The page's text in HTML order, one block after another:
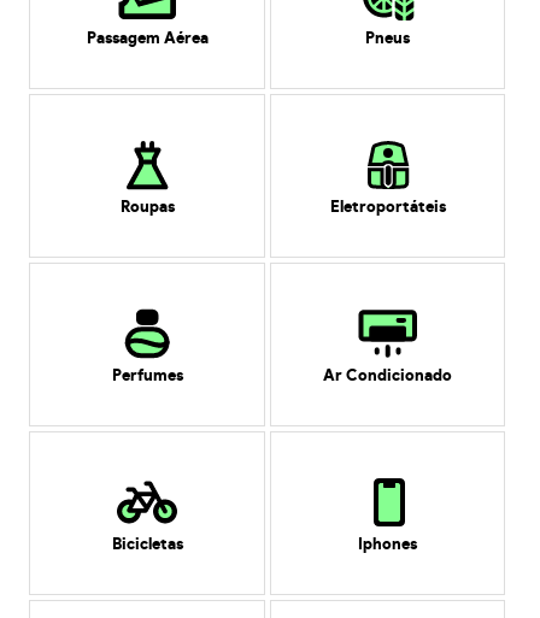
Passagem Aérea Pneus
Roupas Eletroportáteis
Perfumes Ar Condicionado
Bicicletas Iphones